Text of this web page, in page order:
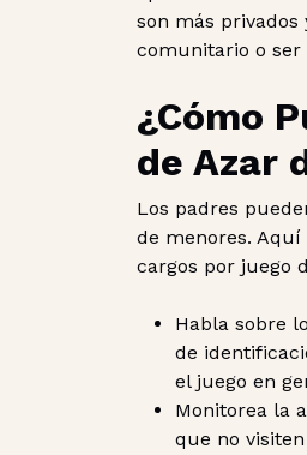
son más
comunitario o
¿Cómo
de Azar
Los padres
de menores.
cargos por juego
Habla sobre
de
el juego en
Monitorea la
que no